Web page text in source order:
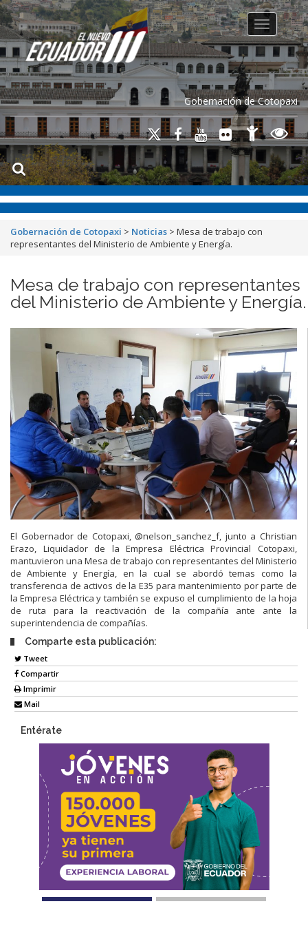
Gobernación de Cotopaxi
Toggle
Gobernación de Cotopaxi > Noticias > Mesa de trabajo con
representantes del Ministerio de Ambiente y Energía.
Mesa de trabajo con representantes
del Ministerio de Ambiente y Energía.
El Gobernador de Cotopaxi, @nelson_sanchez_f, junto a Christian
Erazo, Liquidador de la Empresa Eléctrica Provincial Cotopaxi,
mantuvieron una Mesa de trabajo con representantes del Ministerio
de Ambiente y Energía, en la cual se abordó temas como la
transferencia de activos de la E35 para mantenimiento por parte de
la Empresa Eléctrica y también se expuso el cumplimiento de la hoja
de ruta para la reactivación de la compañía ante ante la
superintendencia de compañías.
Comparte esta publicación:
Tweet
Compartir
Imprimir
Mail
Entérate